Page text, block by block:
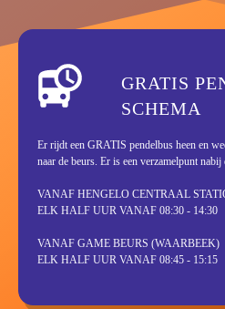
GRATIS
SCHEMA
Er rijdt een GRATIS pendelbus heen en
naar de beurs. Er is een verzamelpunt
VANAF HENGELO CENTRAAL
ELK HALF UUR VANAF 08:30 - 14:30
VANAF GAME BEURS (WAARBEEK)
ELK HALF UUR VANAF 08:45 - 15:15